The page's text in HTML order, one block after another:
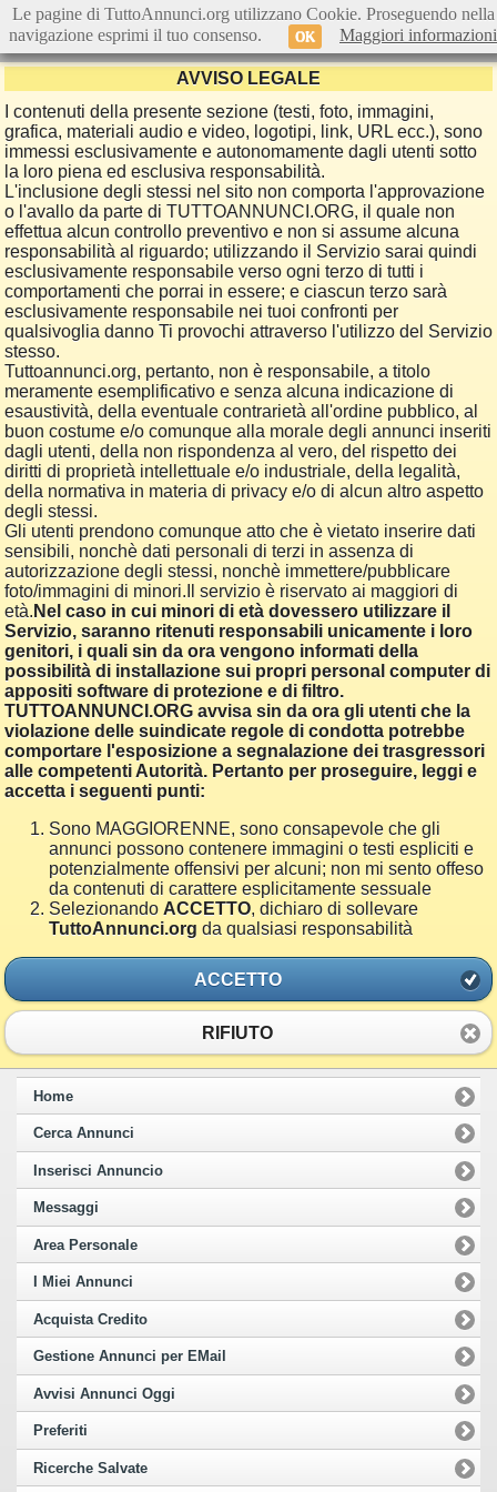
AVVISO LEGALE
I contenuti della presente sezione (testi, foto, immagini,
grafica, materiali audio e video, logotipi, link, URL ecc.), sono
immessi esclusivamente e autonomamente dagli utenti sotto
la loro piena ed esclusiva responsabilità.
L'inclusione degli stessi nel sito non comporta l'approvazione
o l'avallo da parte di TUTTOANNUNCI.ORG, il quale non
effettua alcun controllo preventivo e non si assume alcuna
responsabilità al riguardo; utilizzando il Servizio sarai quindi
esclusivamente responsabile verso ogni terzo di tutti i
comportamenti che porrai in essere; e ciascun terzo sarà
esclusivamente responsabile nei tuoi confronti per
qualsivoglia danno Ti provochi attraverso l'utilizzo del Servizio
stesso.
Tuttoannunci.org, pertanto, non è responsabile, a titolo
meramente esemplificativo e senza alcuna indicazione di
esaustività, della eventuale contrarietà all'ordine pubblico, al
buon costume e/o comunque alla morale degli annunci inseriti
dagli utenti, della non rispondenza al vero, del rispetto dei
diritti di proprietà intellettuale e/o industriale, della legalità,
della normativa in materia di privacy e/o di alcun altro aspetto
degli stessi.
Gli utenti prendono comunque atto che è vietato inserire dati
sensibili, nonchè dati personali di terzi in assenza di
autorizzazione degli stessi, nonchè immettere/pubblicare
foto/immagini di minori.Il servizio è riservato ai maggiori di
età. Nel caso in cui minori di età dovessero utilizzare il
Servizio, saranno ritenuti responsabili unicamente i loro
genitori, i quali sin da ora vengono informati della
possibilità di installazione sui propri personal computer di
appositi software di protezione e di filtro.
TUTTOANNUNCI.ORG avvisa sin da ora gli utenti che la
violazione delle suindicate regole di condotta potrebbe
comportare l'esposizione a segnalazione dei trasgressori
alle competenti Autorità. Pertanto per proseguire, leggi e
accetta i seguenti punti:
Sono MAGGIORENNE, sono consapevole che gli
annunci possono contenere immagini o testi espliciti e
potenzialmente offensivi per alcuni; non mi sento offeso
da contenuti di carattere esplicitamente sessuale
Selezionando ACCETTO, dichiaro di sollevare
TuttoAnnunci.org da qualsiasi responsabilità
ACCETTO
RIFIUTO
Home
Cerca Annunci
Inserisci Annuncio
Messaggi
Area Personale
I Miei Annunci
Acquista Credito
Gestione Annunci per EMail
Avvisi Annunci Oggi
Preferiti
Ricerche Salvate
Le pagine di TuttoAnnunci.org utilizzano Cookie. Proseguendo nella
navigazione esprimi il tuo consenso.
OK Maggiori informazioni